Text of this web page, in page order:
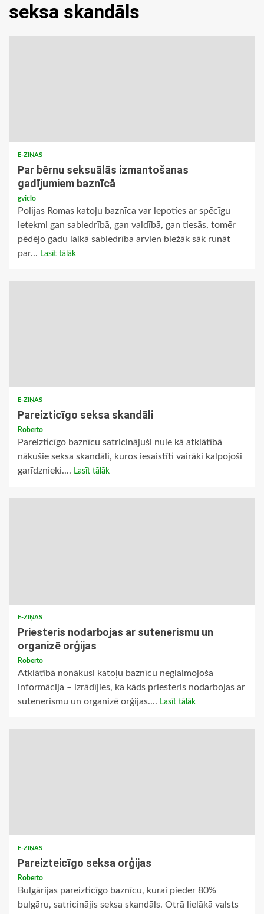
seksa skandāls
E-ZIŅAS
Par bērnu seksuālās izmantošanas
gadījumiem baznīcā
gviclo
Polijas Romas katoļu baznīca var lepoties ar spēcīgu
ietekmi gan sabiedrībā, gan valdībā, gan tiesās, tomēr
pēdējo gadu laikā sabiedrība arvien biežāk sāk runāt
par... Lasīt tālāk
E-ZIŅAS
Pareizticīgo seksa skandāli
Roberto
Pareizticīgo baznīcu satricinājuši nule kā atklātībā
nākušie seksa skandāli, kuros iesaistīti vairāki kalpojoši
garīdznieki.... Lasīt tālāk
E-ZIŅAS
Priesteris nodarbojas ar sutenerismu un
organizē orģijas
Roberto
Atklātībā nonākusi katoļu baznīcu neglaimojoša
informācija – izrādījies, ka kāds priesteris nodarbojas ar
sutenerismu un organizē orģijas.... Lasīt tālāk
E-ZIŅAS
Pareizteicīgo seksa orģijas
Roberto
Bulgārijas pareizticīgo baznīcu, kurai pieder 80%
bulgāru, satricinājis seksa skandāls. Otrā lielākā valsts